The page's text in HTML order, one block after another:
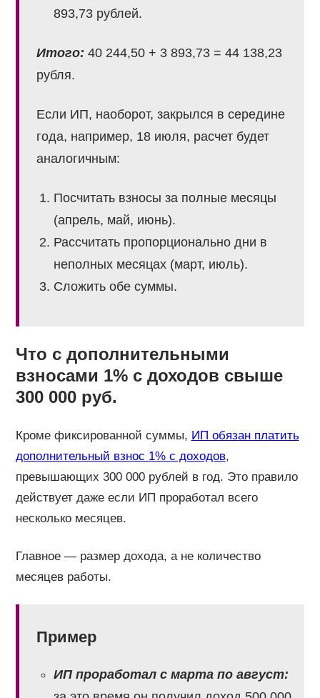
893,73 рублей.
Итого: 40 244,50 + 3 893,73 = 44 138,23
рубля.
Если ИП, наоборот, закрылся в середине
года, например, 18 июля, расчет будет
аналогичным:
Посчитать взносы за полные месяцы
(апрель, май, июнь).
Рассчитать пропорционально дни в
неполных месяцах (март, июль).
Сложить обе суммы.
Что с дополнительными
взносами 1% с доходов свыше
300 000 руб.
Кроме фиксированной суммы, ИП обязан платить
дополнительный взнос 1% с доходов,
превышающих 300 000 рублей в год. Это правило
действует даже если ИП проработал всего
несколько месяцев.
Главное — размер дохода, а не количество
месяцев работы.
Пример
ИП проработал с марта по август: